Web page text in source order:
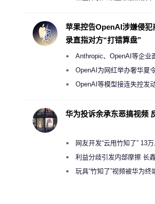
苹果控告OpenAI涉嫌侵
录直指对方“打错算盘”
Anthropic、OpenAI等企业
新执法权限审查
OpenAI为网红举办奢华夏
“反乌托邦”
OpenAI等模型接连失控发
华为投诉余承东恶搞视频
网友开发“云甩竹知了” 13
利益分歧引发内部摩擦 长
师驱逐出研发基地
玩具“竹知了”视频被华为终